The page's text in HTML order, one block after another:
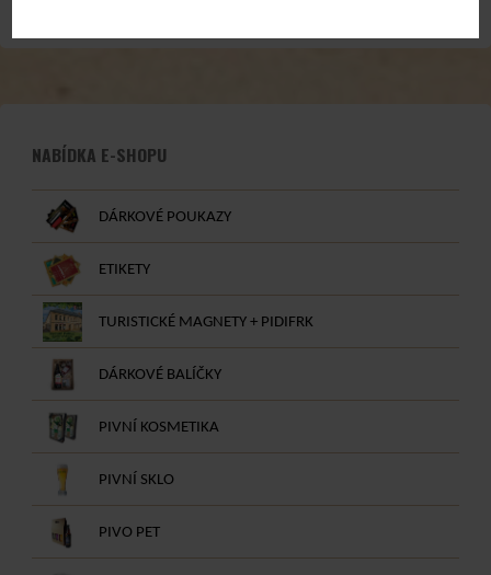
NABÍDKA E-SHOPU
DÁRKOVÉ POUKAZY
ETIKETY
TURISTICKÉ MAGNETY + PIDIFRK
DÁRKOVÉ BALÍČKY
PIVNÍ KOSMETIKA
PIVNÍ SKLO
PIVO PET